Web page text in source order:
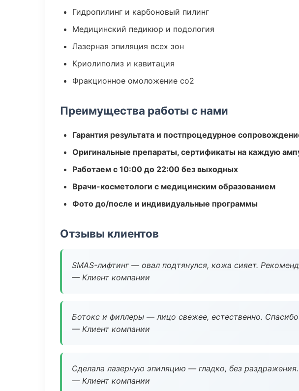
Гидропилинг и карбоновый пилинг
Медицинский педикюр и подология
Лазерная эпиляция всех зон
Криолиполиз и кавитация
Фракционное омоложение co2
Преимущества работы с нами
Гарантия результата и постпроцедурное
Оригинальные препараты, сертификаты на каждую
Работаем с 10:00 до 22:00 без выходных
Врачи-косметологи с медицинским образованием
Фото до/после и индивидуальные программы
Отзывы клиентов
SMAS-лифтинг — овал подтянулся, кожа сияет.
— Клиент компании
Ботокс и филлеры — лицо свежее, естественно.
— Клиент компании
Сделала лазерную эпиляцию — гладко, без
— Клиент компании